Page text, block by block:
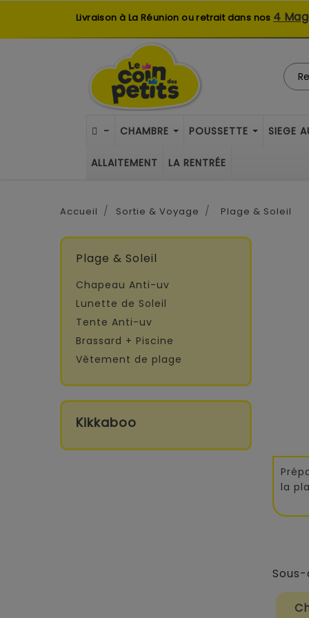
Livraison à La Réunion ou retrait dans nos 4
- CHAMBRE POUSSETTE SIEGE
ALLAITEMENT LA RENTRÉE
Accueil Sortie & Voyage Plage & Soleil
Plage & Soleil
Chapeau Anti-uv
Lunette de Soleil
Tente Anti-uv
Brassard + Piscine
Vêtement de plage
Kikkaboo
la